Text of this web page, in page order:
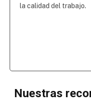
la calidad del trabajo.
Nuestras